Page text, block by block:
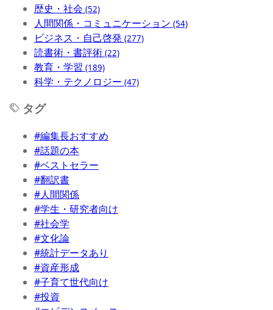
歴史・社会 (52)
人間関係・コミュニケーション (54)
ビジネス・自己啓発 (277)
読書術・書評術 (22)
教育・学習 (189)
科学・テクノロジー (47)
タグ
#編集長おすすめ
#話題の本
#ベストセラー
#翻訳書
#人間関係
#学生・研究者向け
#社会学
#文化論
#統計データあり
#資産形成
#子育て世代向け
#投資